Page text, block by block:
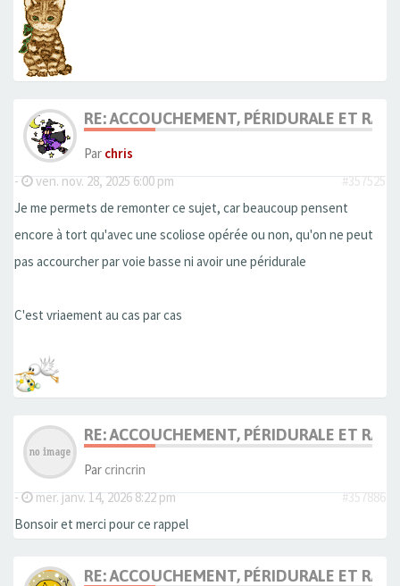
RE: ACCOUCHEMENT, PÉRIDURALE ET
Par chris
-
ven. nov. 28, 2025 6:00 pm
#357525
Je me permets de remonter ce sujet, car beaucoup pensent
encore à tort qu'avec une scoliose opérée ou non, qu'on ne peut
pas accourcher par voie basse ni avoir une péridurale
C'est vriaement au cas par cas
RE: ACCOUCHEMENT, PÉRIDURALE ET
Par crincrin
-
mer. janv. 14, 2026 8:22 pm
#357886
Bonsoir et merci pour ce rappel
RE: ACCOUCHEMENT, PÉRIDURALE ET